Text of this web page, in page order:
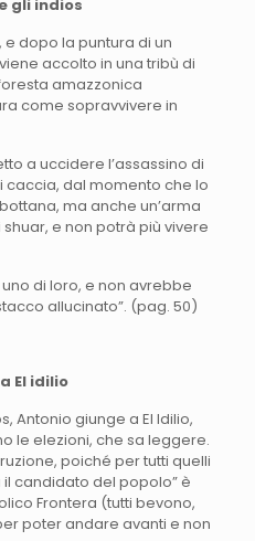
gli indios
dopo la puntura di un
accolto in una tribù di
amazzonica
come sopravvivere in
a uccidere l’assassino di
caccia, dal momento che lo
ma anche un’arma
e non potrà più vivere
di loro, e non avrebbe
allucinato”. (pag. 50)
El idilio
Antonio giunge a El Idilio,
le elezioni, che sa leggere.
poiché per tutti quelli
il candidato del popolo” è
Frontera (tutti bevono,
poter andare avanti e non